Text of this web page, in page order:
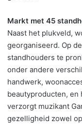
Markt met 45
Naast het plukveld,
georganiseerd. Op
standhouders te
onder andere
handwerk,
beautyproducten, en
verzorgt muzikant
gezelligheid zowel